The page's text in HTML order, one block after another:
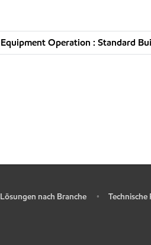
Equipment Operation : Standard
Lösungen nach Branche • Technische